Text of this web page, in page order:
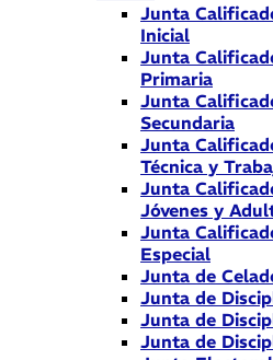
Junta
Inicial
Junta
Primaria
Junta
Secundaria
Junta
Técnica y
Junta
Jóvenes y
Junta
Especial
Junta de
Junta de
Junta de
Junta de